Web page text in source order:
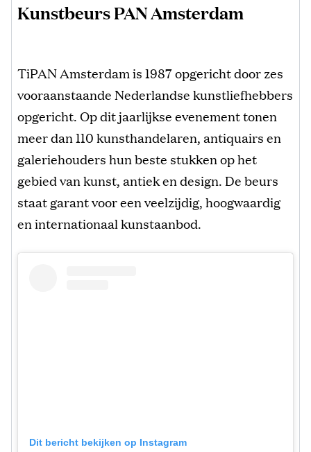
Kunstbeurs PAN Amsterdam
TiPAN Amsterdam is 1987 opgericht door zes
vooraanstaande Nederlandse kunstliefhebbers
opgericht. Op dit jaarlijkse evenement tonen
meer dan 110 kunsthandelaren, antiquairs en
galeriehouders hun beste stukken op het
gebied van kunst, antiek en design. De beurs
staat garant voor een veelzijdig, hoogwaardig
en internationaal kunstaanbod.
Dit bericht bekijken op Instagram